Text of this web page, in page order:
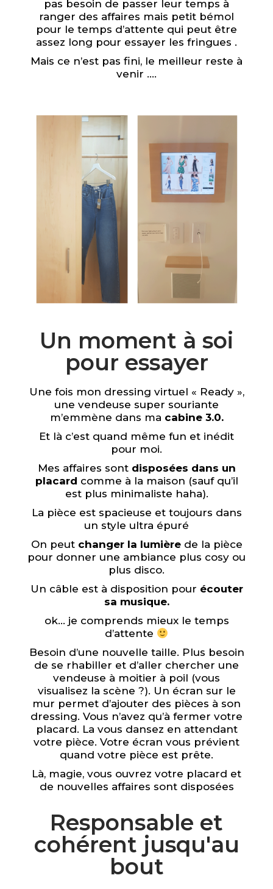
pas besoin de passer leur temps à
ranger des affaires mais petit bémol
pour le temps d’attente qui peut être
assez long pour essayer les fringues .
Mais ce n’est pas fini, le meilleur reste à
venir ….
Un moment à soi
pour essayer
Une fois mon dressing virtuel « Ready »,
une vendeuse super souriante
m’emmène dans ma cabine 3.0.
Et là c’est quand même fun et inédit
pour moi.
Mes affaires sont disposées dans un
placard comme à la maison (sauf qu’il
est plus minimaliste haha).
La pièce est spacieuse et toujours dans
un style ultra épuré
On peut changer la lumièrede la pièce
pour donner une ambiance plus cosy ou
plus disco.
Un câble est à disposition pour écouter
sa musique.
ok… je comprends mieux le temps
d’attente
Besoin d’une nouvelle taille. Plus besoin
de se rhabiller et d’aller chercher une
vendeuse à moitier à poil (vous
visualisez la scène ?). Un écran sur le
mur permet d’ajouter des pièces à son
dressing. Vous n’avez qu’à fermer votre
placard. La vous dansez en attendant
votre pièce. Votre écran vous prévient
quand votre pièce est prête.
Là, magie, vous ouvrez votre placard et
de nouvelles affaires sont disposées
Responsable et
cohérent jusqu'au
bout